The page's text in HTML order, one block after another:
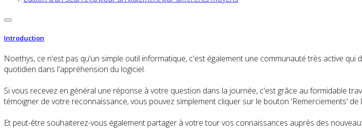
Introduction
Noethys, ce n'est pas qu'un simple outil informatique, c'est également une communauté très active
quotidien dans l'appréhension du logiciel.
Si vous recevez en général une réponse à votre question dans la journée, c'est grâce au formidable
témoigner de votre reconnaissance, vous pouvez simplement cliquer sur le bouton 'Remerciements' de
Et peut-être souhaiterez-vous également partager à votre tour vos connaissances auprès des